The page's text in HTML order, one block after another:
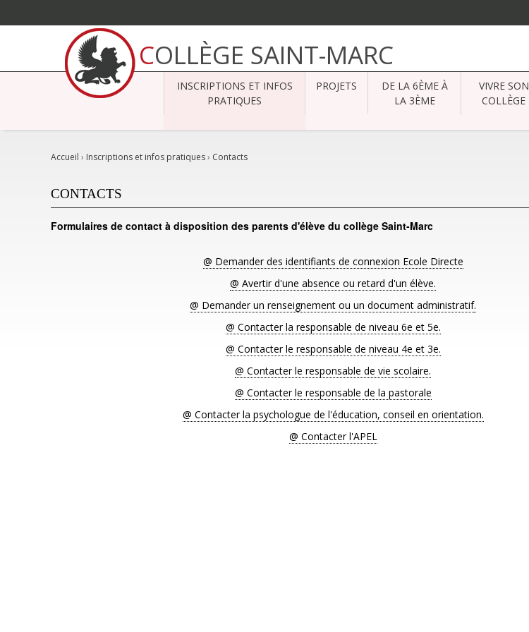
contenu.
Aller
COLLÈGE SAINT-MARC
INSCRIPTIONS ET INFOS
PRATIQUES
PROJETS
DE LA 6ÈME À
LA 3ÈME
VIVRE SON
COLLÈGE
Accueil › Inscriptions et infos pratiques› Contacts
CONTACTS
Formulaires de contact à disposition des parents d'élève du collège Saint-Marc
@ Demander des identifiants de connexion Ecole Directe
@ Avertir d'une absence ou retard d'un élève.
@ Demander un renseignement ou un document administratif.
@ Contacter la responsable de niveau 6e et 5e.
@ Contacter le responsable de niveau 4e et 3e.
@ Contacter le responsable de vie scolaire.
@ Contacter le responsable de la pastorale
@ Contacter la psychologue de l'éducation, conseil en orientation.
@ Contacter l'APEL